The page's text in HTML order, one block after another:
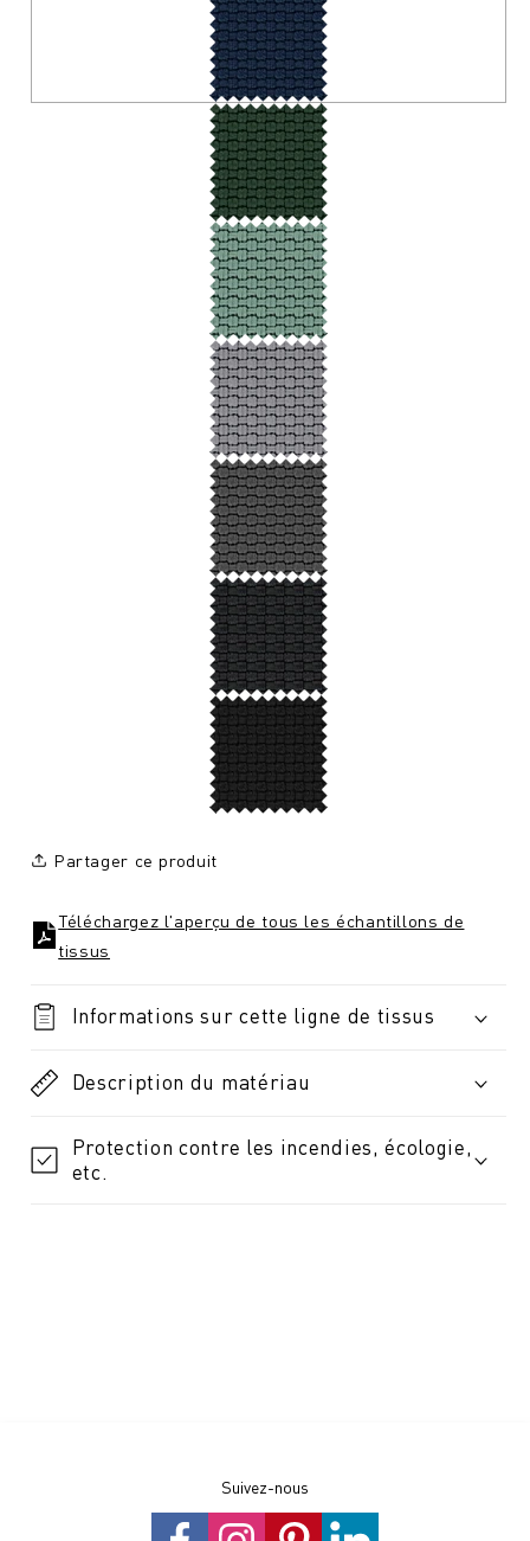
Partager ce produit
Téléchargez l'aperçu de tous les échantillons de
tissus
Informations sur cette ligne de tissus
Description du matériau
Protection contre les incendies, écologie,
etc.
Suivez-nous